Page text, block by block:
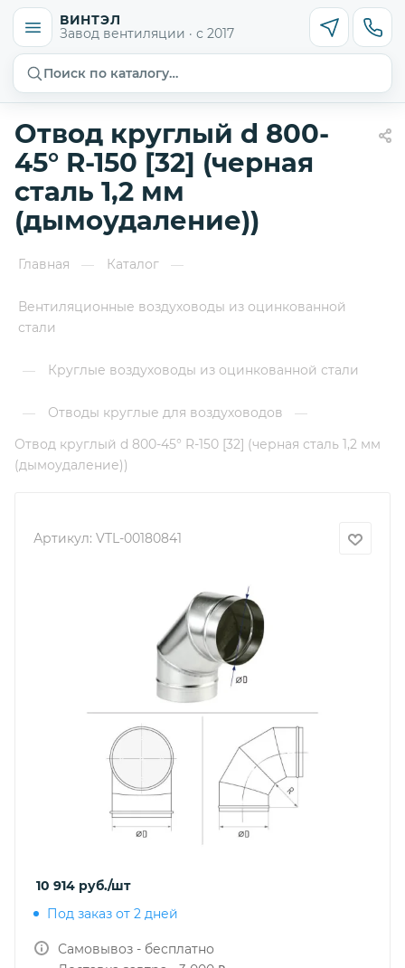
ВИНТЭЛ
Завод вентиляции · с 2017
Поиск по каталогу…
Отвод круглый d 800-
45° R-150 [32] (черная
сталь 1,2 мм
(дымоудаление))
Главная — Каталог —
Вентиляционные воздуховоды из оцинкованной
стали
— Круглые воздуховоды из оцинкованной стали
— Отводы круглые для воздуховодов
—
Отвод круглый d 800-45° R-150 [32] (черная сталь 1,2 мм
(дымоудаление))
Артикул: VTL-00180841
10 914 руб./шт
Под заказ от 2 дней
Самовывоз - бесплатно